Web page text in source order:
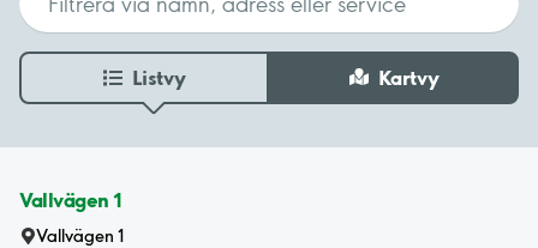
Listvy Kartvy
Vallvägen 1
Vallvägen 1